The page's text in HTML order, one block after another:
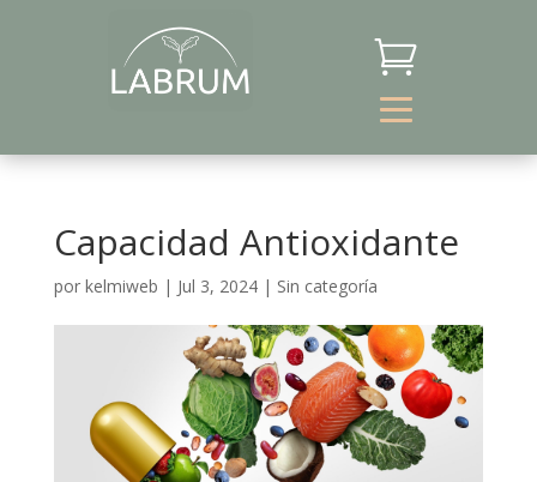

Capacidad Antioxidante
por kelmiweb | Jul 3, 2024| Sin categoría